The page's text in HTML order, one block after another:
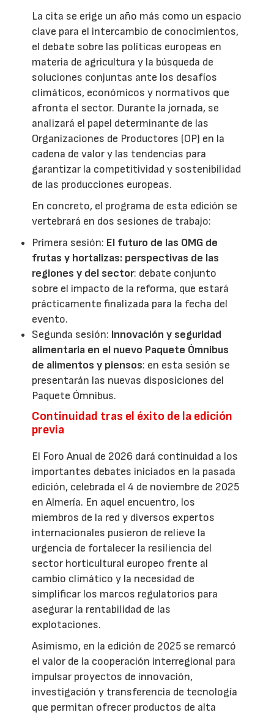
La cita se erige un año más como un espacio
clave para el intercambio de conocimientos,
el debate sobre las políticas europeas en
materia de agricultura y la búsqueda de
soluciones conjuntas ante los desafíos
climáticos, económicos y normativos que
afronta el sector. Durante la jornada, se
analizará el papel determinante de las
Organizaciones de Productores (OP) en la
cadena de valor y las tendencias para
garantizar la competitividad y sostenibilidad
de las producciones europeas.
En concreto, el programa de esta edición se
vertebrará en dos sesiones de trabajo:
Primera sesión: El futuro de las OMG de
frutas y hortalizas: perspectivas de las
regiones y del sector: debate conjunto
sobre el impacto de la reforma, que estará
prácticamente finalizada para la fecha del
evento.
Segunda sesión: Innovación y seguridad
alimentaria en el nuevo Paquete Ómnibus
de alimentos y piensos: en esta sesión se
presentarán las nuevas disposiciones del
Paquete Ómnibus.
Continuidad tras el éxito de la edición
previa
El Foro Anual de 2026 dará continuidad a los
importantes debates iniciados en la pasada
edición, celebrada el 4 de noviembre de 2025
en Almería. En aquel encuentro, los
miembros de la red y diversos expertos
internacionales pusieron de relieve la
urgencia de fortalecer la resiliencia del
sector horticultural europeo frente al
cambio climático y la necesidad de
simplificar los marcos regulatorios para
asegurar la rentabilidad de las
explotaciones.
Asimismo, en la edición de 2025 se remarcó
el valor de la cooperación interregional para
impulsar proyectos de innovación,
investigación y transferencia de tecnología
que permitan ofrecer productos de alta